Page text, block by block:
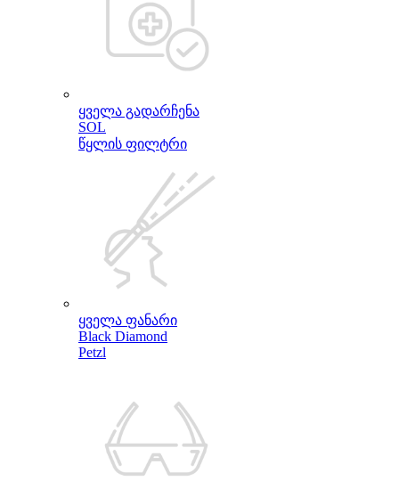
ყველა გადარჩენა
SOL
წყლის ფილტრი
ყველა ფანარი
Black Diamond
Petzl